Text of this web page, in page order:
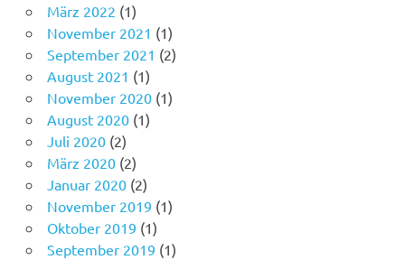
März 2022 (1)
November 2021 (1)
September 2021 (2)
August 2021 (1)
November 2020(1)
August 2020(1)
Juli 2020(2)
März 2020(2)
Januar 2020(2)
November 2019 (1)
Oktober 2019 (1)
September 2019 (1)